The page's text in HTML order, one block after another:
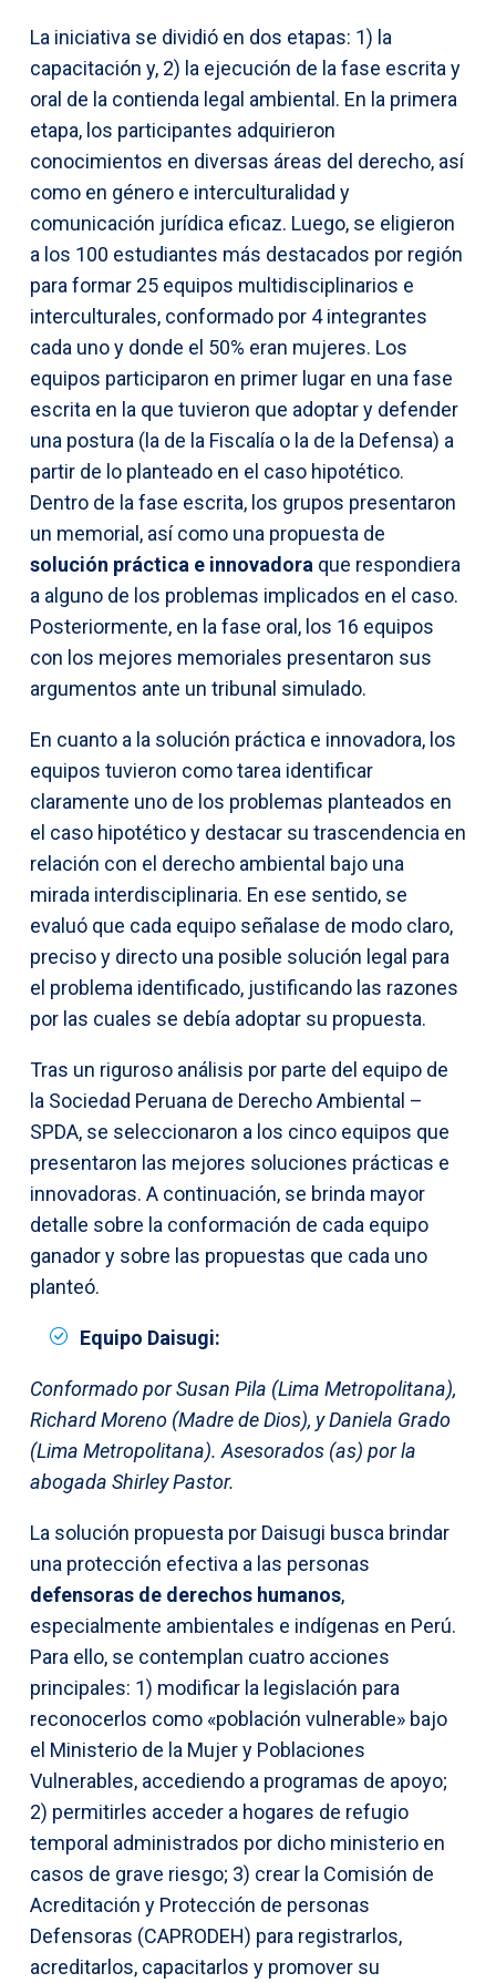
La iniciativa se dividió en dos etapas: 1) la
capacitación y, 2) la ejecución de la fase escrita y
oral de la contienda legal ambiental. En la primera
etapa, los participantes adquirieron
conocimientos en diversas áreas del derecho, así
como en género e interculturalidad y
comunicación jurídica eficaz. Luego, se eligieron
a los 100 estudiantes más destacados por región
para formar 25 equipos multidisciplinarios e
interculturales, conformado por 4 integrantes
cada uno y donde el 50% eran mujeres. Los
equipos participaron en primer lugar en una fase
escrita en la que tuvieron que adoptar y defender
una postura (la de la Fiscalía o la de la Defensa) a
partir de lo planteado en el caso hipotético.
Dentro de la fase escrita, los grupos presentaron
un memorial, así como una propuesta de
solución práctica e innovadora que respondiera
a alguno de los problemas implicados en el caso.
Posteriormente, en la fase oral, los 16 equipos
con los mejores memoriales presentaron sus
argumentos ante un tribunal simulado.
En cuanto a la solución práctica e innovadora, los
equipos tuvieron como tarea identificar
claramente uno de los problemas planteados en
el caso hipotético y destacar su trascendencia en
relación con el derecho ambiental bajo una
mirada interdisciplinaria. En ese sentido, se
evaluó que cada equipo señalase de modo claro,
preciso y directo una posible solución legal para
el problema identificado, justificando las razones
por las cuales se debía adoptar su propuesta.
Tras un riguroso análisis por parte del equipo de
la Sociedad Peruana de Derecho Ambiental –
SPDA, se seleccionaron a los cinco equipos que
presentaron las mejores soluciones prácticas e
innovadoras. A continuación, se brinda mayor
detalle sobre la conformación de cada equipo
ganador y sobre las propuestas que cada uno
planteó.
Equipo Daisugi:
Conformado por Susan Pila (Lima Metropolitana),
Richard Moreno (Madre de Dios), y Daniela Grado
(Lima Metropolitana). Asesorados (as) por la
abogada Shirley Pastor.
La solución propuesta por Daisugi busca brindar
una protección efectiva a las personas
defensoras de derechos humanos,
especialmente ambientales e indígenas en Perú.
Para ello, se contemplan cuatro acciones
principales: 1) modificar la legislación para
reconocerlos como «población vulnerable» bajo
el Ministerio de la Mujer y Poblaciones
Vulnerables, accediendo a programas de apoyo;
2) permitirles acceder a hogares de refugio
temporal administrados por dicho ministerio en
casos de grave riesgo; 3) crear la Comisión de
Acreditación y Protección de personas
Defensoras (CAPRODEH) para registrarlos,
acreditarlos, capacitarlos y promover su